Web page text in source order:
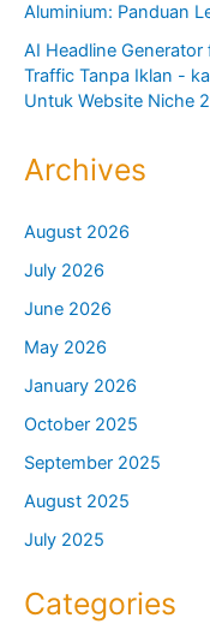
Aluminium: Panduan
AI Headline
Traffic Tanpa Iklan -
Untuk Website Niche
Archives
August 2026
July 2026
June 2026
May 2026
January 2026
October 2025
September 2025
August 2025
July 2025
Categories